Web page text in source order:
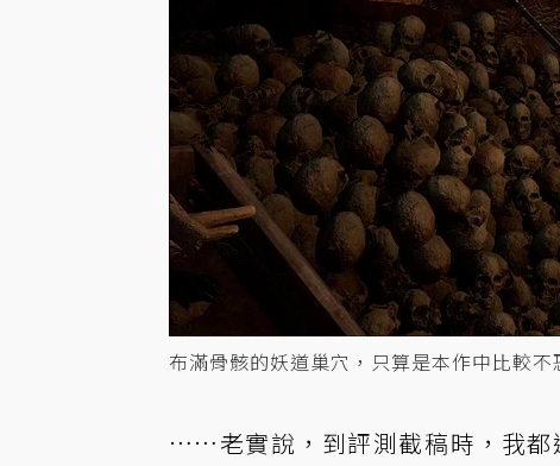
布滿骨骸的妖道巢穴，只算是本作中比較
……老實說，到評測截稿時，我都